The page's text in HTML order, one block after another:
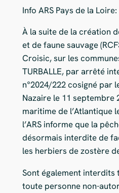
Info ARS Pays de la Loire:
À la suite de la création
et de faune sauvage
Croisic, sur les
TURBALLE, par arrêté
n°2024/222 cosigné par
Nazaire le 11 septembre
maritime de l’Atlantique
l’ARS informe que la
désormais interdite de
les herbiers de zostère
Sont également interdits
toute personne non-